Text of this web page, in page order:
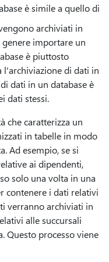
è simile a quello di
archiviati in
genere importare un
è piuttosto
l'archiviazione di dati in
dati in un database è
dati stessi.
che caratterizza un
in tabelle in modo
Ad esempio, se si
ai dipendenti,
solo una volta in una
contenere i dati relativi
verranno archiviati in
alle succursali
Questo processo viene